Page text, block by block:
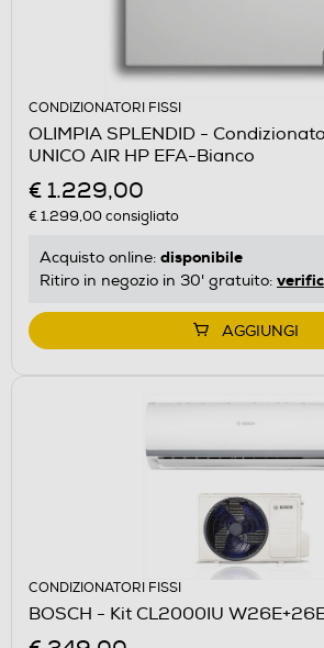
CONDIZIONATORI FISSI
OLIMPIA SPLENDID -
UNICO AIR HP EFA-Bianco
€ 1.229,00
€ 1.299,00consigliato
Acquisto online: disponibile
Ritiro in negozio in 30' gratuito:
AGGIUNGI
CONDIZIONATORI FISSI
BOSCH - Kit CL2000IU